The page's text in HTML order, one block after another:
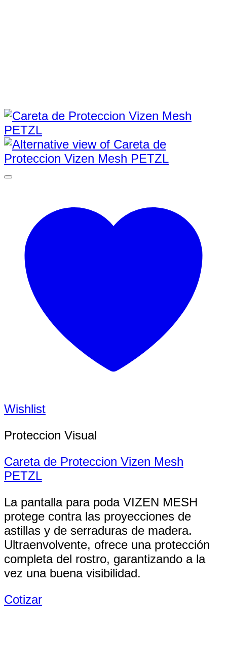
Wishlist
Proteccion Visual
Careta de Proteccion Vizen Mesh
PETZL
La pantalla para poda VIZEN MESH
protege contra las proyecciones de
astillas y de serraduras de madera.
Ultraenvolvente, ofrece una protección
completa del rostro, garantizando a la
vez una buena visibilidad.
Cotizar